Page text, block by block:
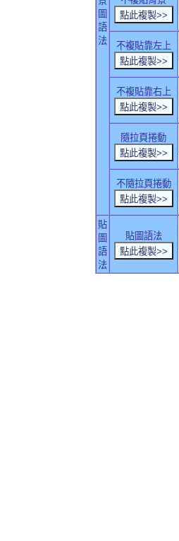
圖
語
法
不複貼靠左上
不複貼靠右上
隨拉頁捲動
不隨拉頁捲動
貼
圖
語
法
貼圖語法